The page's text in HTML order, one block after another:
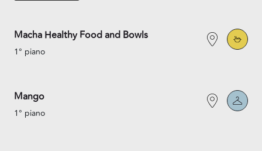
Macha Healthy Food and Bowls
1° piano
Mango
1° piano